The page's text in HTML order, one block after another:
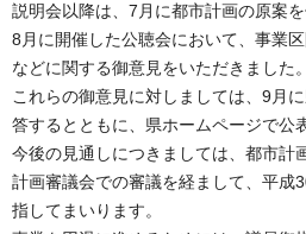
説明会以降は、7月に都市計画の原案
8月に開催した公聴会において、事業
などに関する御意見をいただきました。
これらの御意見に対しましては、9月
答するとともに、県ホームページで公
今後の見通しにつきましては、都市計
計画審議会での審議を経まして、平成
指してまいります。